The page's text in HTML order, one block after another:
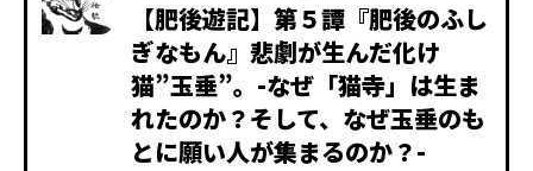
【肥後遊記】第５譚『肥後のふし
ぎなもん』悲劇が生んだ化け
猫”玉垂”。-なぜ「猫寺」は生ま
れたのか？そして、なぜ玉垂のも
とに願い人が集まるのか？-